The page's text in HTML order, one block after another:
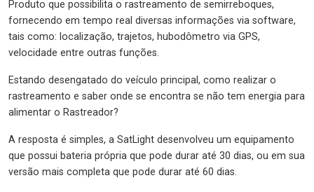
Produto que possibilita o rastreamento de semirreboques,
fornecendo em tempo real diversas informações via software,
tais como: localização, trajetos, hubodômetro via GPS,
velocidade entre outras funções.
Estando desengatado do veículo principal, como realizar o
rastreamento e saber onde se encontra se não tem energia para
alimentar o Rastreador?
A resposta é simples, a SatLight desenvolveu um equipamento
que possui bateria própria que pode durar até 30 dias, ou em sua
versão mais completa que pode durar até 60 dias.